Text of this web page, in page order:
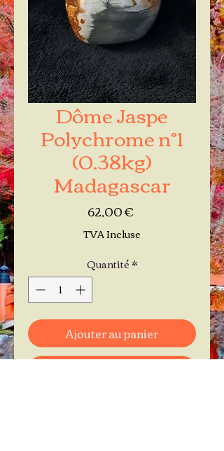
Dôme Jaspe
Polychrome n°1
(0.38kg)
Madagascar
62,00 €Prix
TVA Incluse
Quantité*
Ajouter au panier